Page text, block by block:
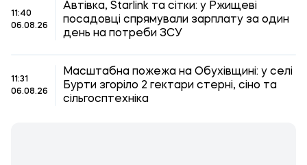
11:40
06.08.26
Автівка, Starlink та сітки: у Ржищеві
посадовці спрямували зарплату за один
день на потреби ЗСУ
11:31
06.08.26
Масштабна пожежа на Обухівщині: у селі
Бурти згоріло 2 гектари стерні, сіно та
сільгосптехніка